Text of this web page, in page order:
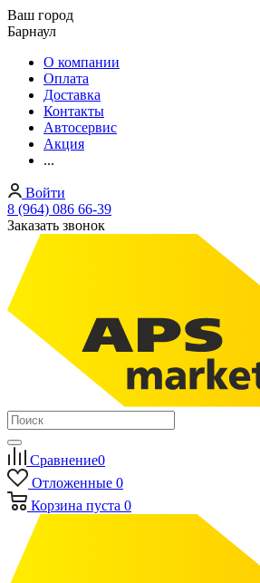
Ваш город
Барнаул
О компании
Оплата
Доставка
Контакты
Автосервис
Акция
...
Войти
8 (964) 086 66-39
Заказать звонок
Сравнение0
Отложенные 0
Корзина пуста 0